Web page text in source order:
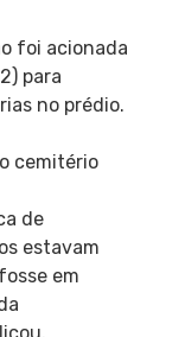
foi acionada
para
no prédio.
cemitério
de
estavam
em